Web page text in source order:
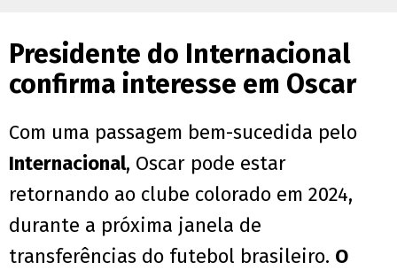
Presidente do Internacional
confirma interesse em Oscar
Com uma passagem bem-sucedida pelo
Internacional, Oscar pode estar
retornando ao clube colorado em 2024,
durante a próxima janela de
transferências do futebol brasileiro. O